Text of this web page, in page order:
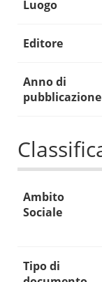
Luogo
Editore
Anno di
pubblicazione
Ambito
Sociale
Tipo di